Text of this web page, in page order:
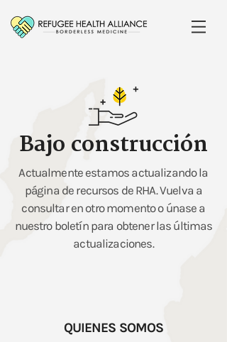
Bajo construcción
Actualmente estamos actualizando la
página de recursos de RHA. Vuelva a
consultar en otro momento o únase a
nuestro boletín para obtener las últimas
actualizaciones.
QUIENES SOMOS